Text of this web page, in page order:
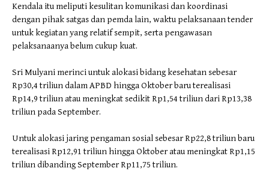
Kendala itu meliputi kesulitan komunikasi dan koordinasi
dengan pihak satgas dan pemda lain, waktu pelaksanaan tender
untuk kegiatan yang relatif sempit, serta pengawasan
pelaksanaanya belum cukup kuat.
Sri Mulyani merinci untuk alokasi bidang kesehatan sebesar
Rp30,4 triliun dalam APBD hingga Oktober baru terealisasi
Rp14,9 triliun atau meningkat sedikit Rp1,54 triliun dari Rp13,38
triliun pada September.
Untuk alokasi jaring pengaman sosial sebesar Rp22,8 triliun baru
terealisasi Rp12,91 triliun hingga Oktober atau meningkat Rp1,15
triliun dibanding September Rp11,75 triliun.